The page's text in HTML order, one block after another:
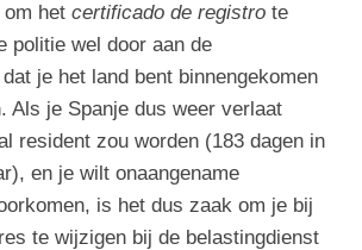
het certificado de registro te
politie wel door aan de
je het land bent binnengekomen
Als je Spanje dus weer verlaat
resident zou worden (183 dagen in
en je wilt onaangename
is het dus zaak om je bij
te wijzigen bij de belastingdienst